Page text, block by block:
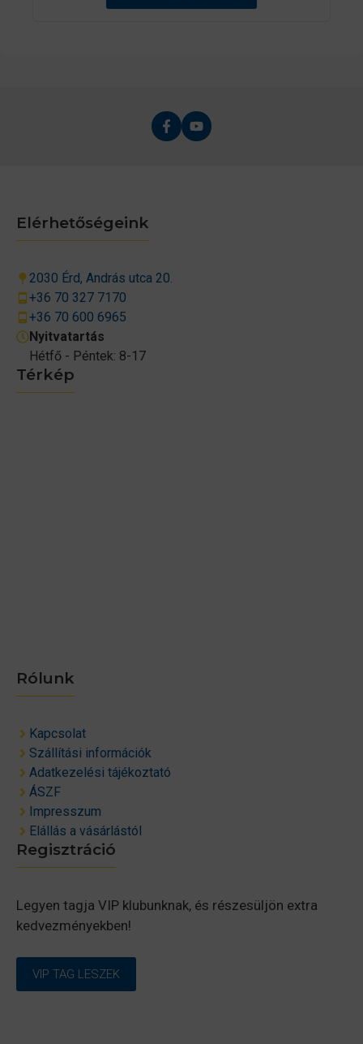
ő
Térkép
Rólunk
Kapcsolat
Szállítási információk
Adatkezelési tájékoztató
ÁSZF
Impresszum
Elállás a vásárlástól
Elérhetőségeink
2030 Érd, András utca 20.
+36 70 327 7170
+36 70 600 6965
Nyitvatartás
Hétfő - Péntek: 8-17
Regisztráció
Legyen tagja VIP klubunknak, és részesüljön extra
kedvezményekben!
VIP TAG LESZEK